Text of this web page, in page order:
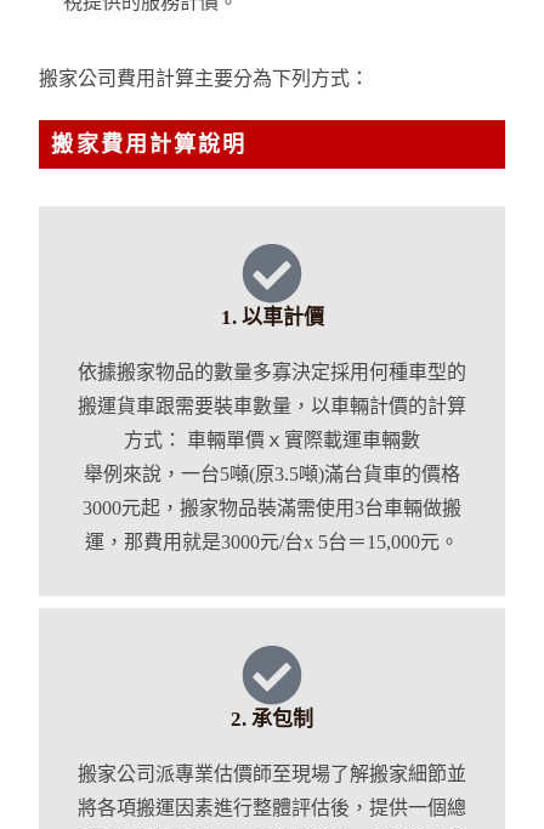
搬家公司費用計算主要分為下列方式：
搬家費用計算說明
1. 以車計價
依據搬家物品的數量多寡決定採用何種車型的
搬運貨車跟需要裝車數量，以車輛計價的計算
方式： 車輛單價ｘ實際載運車輛數
舉例來說，一台5噸(原3.5噸)滿台貨車的價格
3000元起，搬家物品裝滿需使用3台車輛做搬
運，那費用就是3000元/台x 5台＝15,000元。
2. 承包制
搬家公司派專業估價師至現場了解搬家細節並
將各項搬運因素進行整體評估後，提供一個總